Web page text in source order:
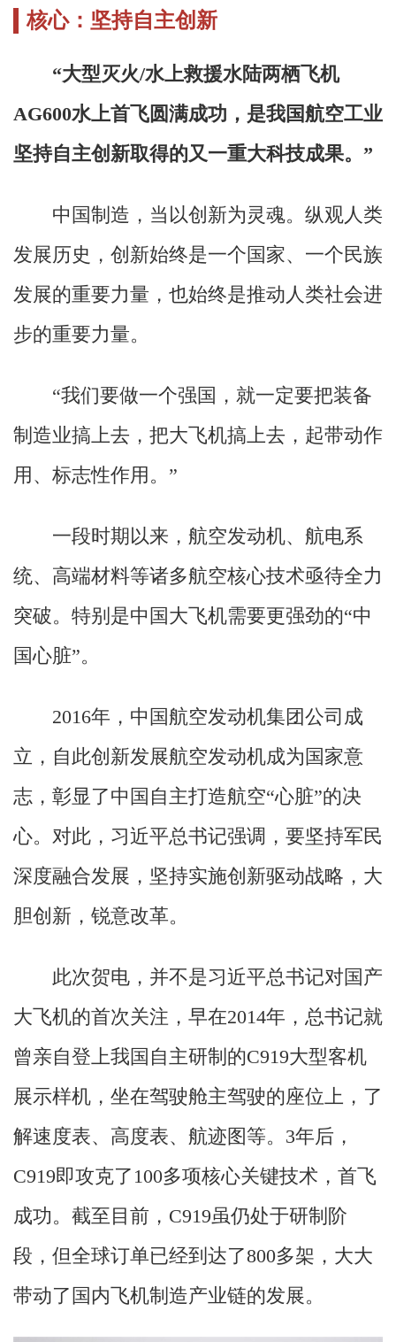
核心：坚持自主创新
“大型灭火/水上救援水陆两栖飞机
AG600水上首飞圆满成功，是我国航空工业
坚持自主创新取得的又一重大科技成果。”
中国制造，当以创新为灵魂。纵观人类
发展历史，创新始终是一个国家、一个民族
发展的重要力量，也始终是推动人类社会进
步的重要力量。
“我们要做一个强国，就一定要把装备
制造业搞上去，把大飞机搞上去，起带动作
用、标志性作用。”
一段时期以来，航空发动机、航电系
统、高端材料等诸多航空核心技术亟待全力
突破。特别是中国大飞机需要更强劲的“中
国心脏”。
2016年，中国航空发动机集团公司成
立，自此创新发展航空发动机成为国家意
志，彰显了中国自主打造航空“心脏”的决
心。对此，习近平总书记强调，要坚持军民
深度融合发展，坚持实施创新驱动战略，大
胆创新，锐意改革。
此次贺电，并不是习近平总书记对国产
大飞机的首次关注，早在2014年，总书记就
曾亲自登上我国自主研制的C919大型客机
展示样机，坐在驾驶舱主驾驶的座位上，了
解速度表、高度表、航迹图等。3年后，
C919即攻克了100多项核心关键技术，首飞
成功。截至目前，C919虽仍处于研制阶
段，但全球订单已经到达了800多架，大大
带动了国内飞机制造产业链的发展。